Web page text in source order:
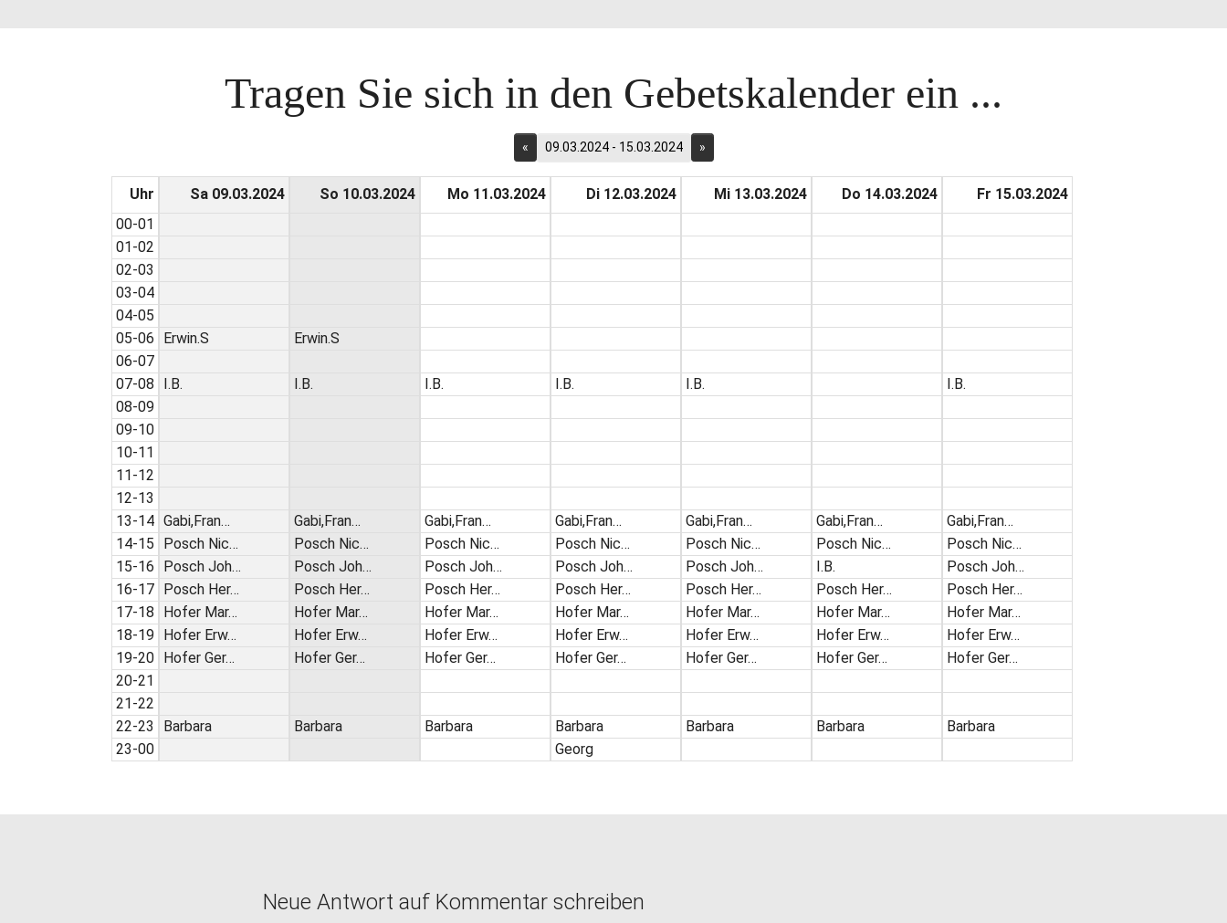
Tragen Sie sich in den Gebetskalender ein ...
« 09.03.2024 - 15.03.2024 »
Uhr
00-01
01-02
02-03
03-04
04-05
05-06
06-07
07-08
08-09
09-10
10-11
11-12
12-13
13-14
14-15
15-16
16-17
17-18
18-19
19-20
20-21
21-22
22-23
23-00
Sa 09.03.2024
Erwin.S
I.B.
Gabi,Fran…
Posch Nic…
Posch Joh…
Posch Her…
Hofer Mar…
Hofer Erw…
Hofer Ger…
Barbara
So 10.03.2024
Erwin.S
I.B.
Gabi,Fran…
Posch Nic…
Posch Joh…
Posch Her…
Hofer Mar…
Hofer Erw…
Hofer Ger…
Barbara
Mo 11.03.2024
I.B.
Gabi,Fran…
Posch Nic…
Posch Joh…
Posch Her…
Hofer Mar…
Hofer Erw…
Hofer Ger…
Barbara
Di 12.03.2024
I.B.
Gabi,Fran…
Posch Nic…
Posch Joh…
Posch Her…
Hofer Mar…
Hofer Erw…
Hofer Ger…
Barbara
Georg
Mi 13.03.2024
I.B.
Gabi,Fran…
Posch Nic…
Posch Joh…
Posch Her…
Hofer Mar…
Hofer Erw…
Hofer Ger…
Barbara
Do 14.03.2024
Gabi,Fran…
Posch Nic…
I.B.
Posch Her…
Hofer Mar…
Hofer Erw…
Hofer Ger…
Barbara
Fr 15.03.2024
I.B.
Gabi,Fran…
Posch Nic…
Posch Joh…
Posch Her…
Hofer Mar…
Hofer Erw…
Hofer Ger…
Barbara
Neue Antwort auf Kommentar schreiben